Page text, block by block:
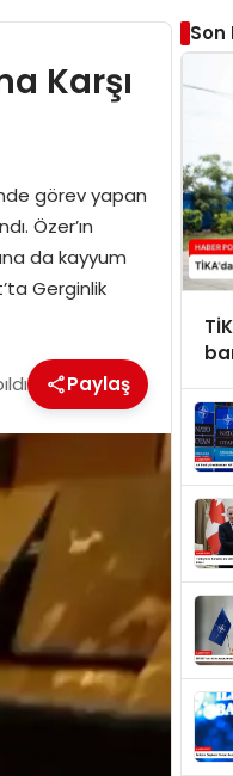
Karşı
görev yapan
Özer’ın
da kayyum
Gerginlik
Paylaş
Son